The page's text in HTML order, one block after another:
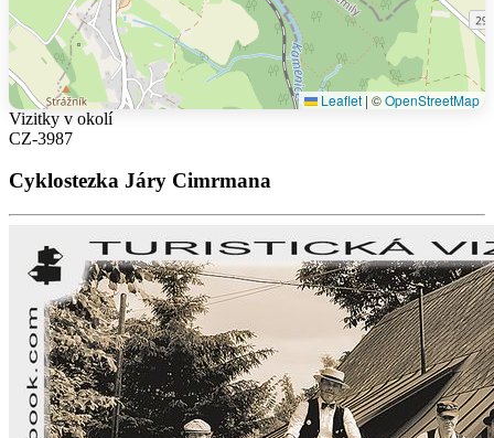
Leaflet | ©OpenStreetMap
Vizitky v okolí
CZ-3987
Cyklostezka Járy Cimrmana